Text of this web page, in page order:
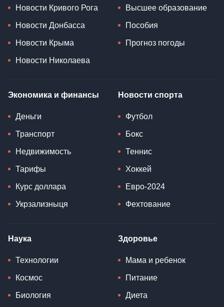
Новости Кривого Рога
Новости Донбасса
Новости Крыма
Новости Николаева
Высшее образование
Пособия
Прогноз погоды
Экономика и финансы
Деньги
Транспорт
Недвижимость
Тарифы
Курс доллара
Укрзализныця
Новости спорта
Футбол
Бокс
Теннис
Хоккей
Евро-2024
Фехтование
Наука
Технологии
Космос
Биология
Здоровье
Мама и ребенок
Питание
Диета